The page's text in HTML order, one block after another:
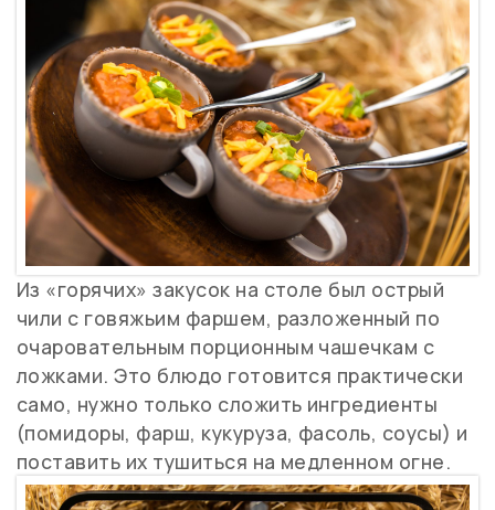
Из «горячих» закусок на столе был острый
чили с говяжьим фаршем, разложенный по
очаровательным порционным чашечкам с
ложками. Это блюдо готовится практически
само, нужно только сложить ингредиенты
(помидоры, фарш, кукуруза, фасоль, соусы) и
поставить их тушиться на медленном огне.